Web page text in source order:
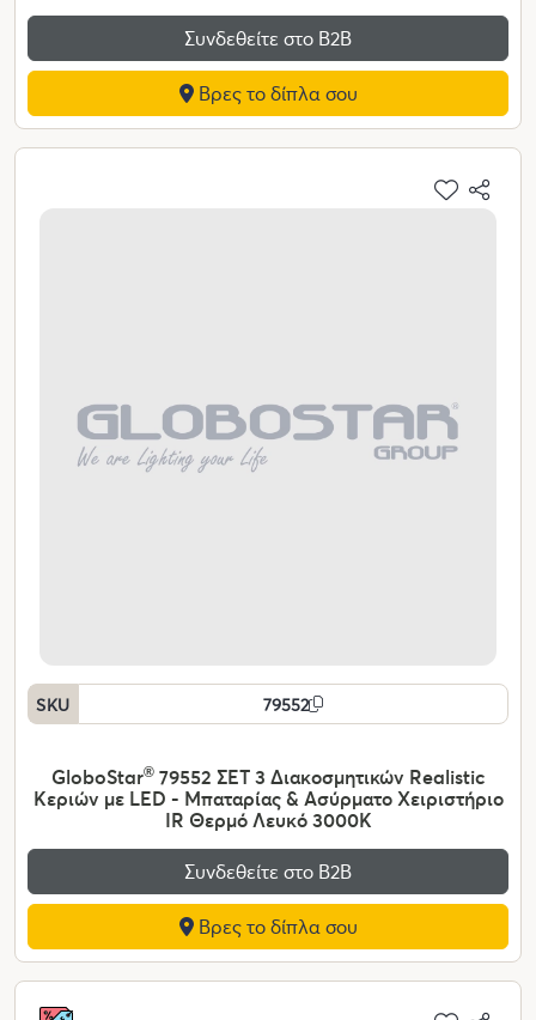
Συνδεθείτε στο Β2Β
Βρες το δίπλα σου
SKU 79552
GloboStar®79552 ΣΕΤ 3 Διακοσμητικών Realistic
Κεριών με LED - Μπαταρίας & Ασύρματο Χειριστήριο
IR Θερμό Λευκό 3000K
Συνδεθείτε στο Β2Β
Βρες το δίπλα σου